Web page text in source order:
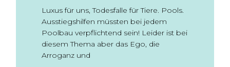
Luxus für uns, Todesfalle für Tiere. Pools.
Ausstiegshilfen müssten bei jedem
Poolbau verpflichtend sein! Leider ist bei
diesem Thema aber das Ego, die
Arroganz und